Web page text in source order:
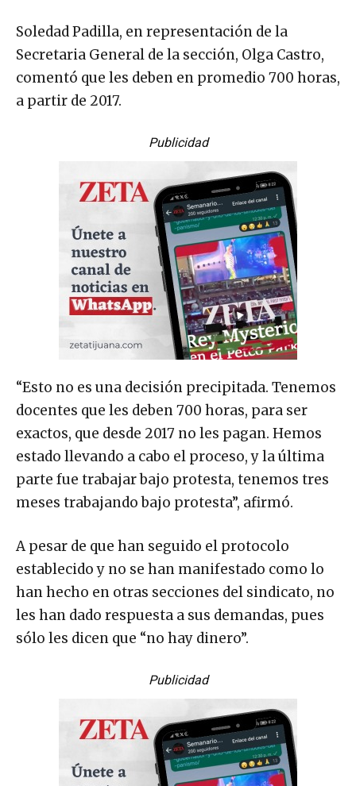
Soledad Padilla, en representación de la
Secretaria General de la sección, Olga Castro,
comentó que les deben en promedio 700 horas,
a partir de 2017.
Publicidad
“Esto no es una decisión precipitada. Tenemos
docentes que les deben 700 horas, para ser
exactos, que desde 2017 no les pagan. Hemos
estado llevando a cabo el proceso, y la última
parte fue trabajar bajo protesta, tenemos tres
meses trabajando bajo protesta”, afirmó.
A pesar de que han seguido el protocolo
establecido y no se han manifestado como lo
han hecho en otras secciones del sindicato, no
les han dado respuesta a sus demandas, pues
sólo les dicen que “no hay dinero”.
Publicidad